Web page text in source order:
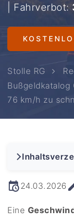
| Fahrverbot:
Stolle RG
76 km/h zu
24.03.2026
Eine